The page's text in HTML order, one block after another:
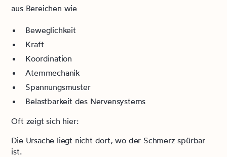
aus Bereichen wie
Beweglichkeit
Kraft
Koordination
Atemmechanik
Spannungsmuster
Belastbarkeit des Nervensystems
Oft zeigt sich hier:
Die Ursache liegt nicht dort, wo der Schmerz spürbar
ist.